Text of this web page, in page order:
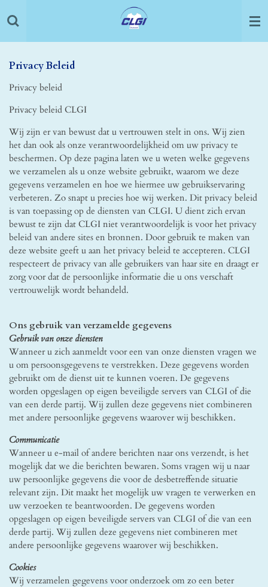
direct
hoofdinhoud
Privacy Beleid
Privacy beleid
Privacy beleid CLGI
Wij zijn er van bewust dat u vertrouwen stelt in ons. Wij zien
het dan ook als onze verantwoordelijkheid om uw privacy te
beschermen. Op deze pagina laten we u weten welke gegevens
we verzamelen als u onze website gebruikt, waarom we deze
gegevens verzamelen en hoe we hiermee uw gebruikservaring
verbeteren. Zo snapt u precies hoe wij werken. Dit privacy beleid
is van toepassing op de diensten van CLGI. U dient zich ervan
bewust te zijn dat CLGI niet verantwoordelijk is voor het privacy
beleid van andere sites en bronnen. Door gebruik te maken van
deze website geeft u aan het privacy beleid te accepteren. CLGI
respecteert de privacy van alle gebruikers van haar site en draagt er
zorg voor dat de persoonlijke informatie die u ons verschaft
vertrouwelijk wordt behandeld.
Ons gebruik van verzamelde gegevens
Gebruik van onze diensten
Wanneer u zich aanmeldt voor een van onze diensten vragen we
u om persoonsgegevens te verstrekken. Deze gegevens worden
gebruikt om de dienst uit te kunnen voeren. De gegevens
worden opgeslagen op eigen beveiligde servers van CLGI of die
van een derde partij. Wij zullen deze gegevens niet combineren
met andere persoonlijke gegevens waarover wij beschikken.
Communicatie
Wanneer u e-mail of andere berichten naar ons verzendt, is het
mogelijk dat we die berichten bewaren. Soms vragen wij u naar
uw persoonlijke gegevens die voor de desbetreffende situatie
relevant zijn. Dit maakt het mogelijk uw vragen te verwerken en
uw verzoeken te beantwoorden. De gegevens worden
opgeslagen op eigen beveiligde servers van CLGI of die van een
derde partij. Wij zullen deze gegevens niet combineren met
andere persoonlijke gegevens waarover wij beschikken.
Cookies
Wij verzamelen gegevens voor onderzoek om zo een beter